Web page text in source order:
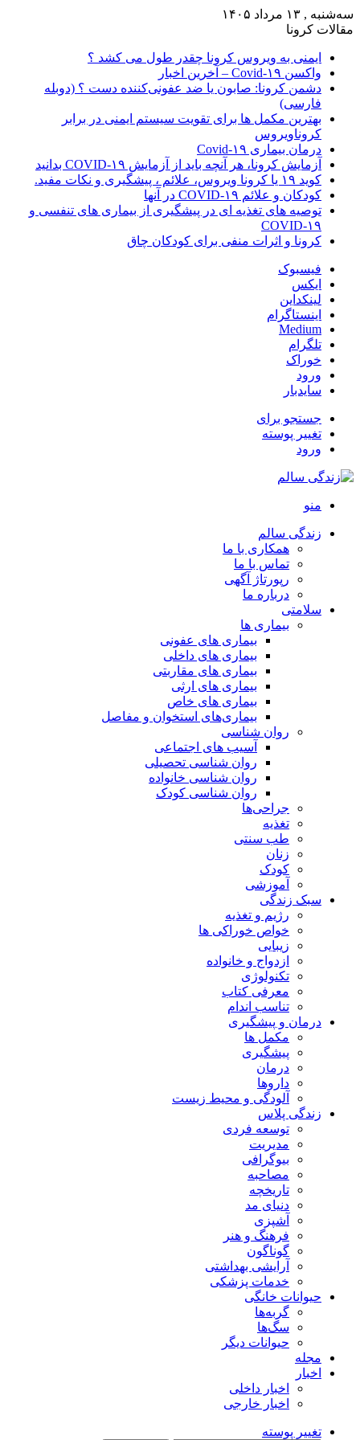
سه‌شنبه , ۱۳ مرداد ۱۴۰۵
مقالات کرونا
ایمنی به ویروس کرونا چقدر طول می کشد ؟
واکسن Covid-۱۹ – آخرین اخبار
دشمن کرونا: صابون یا ضد عفونی‌کننده دست ؟ (دوبله
فارسی)
بهترین مکمل ها برای تقویت سیستم ایمنی در برابر
کروناویروس
درمان بیماری Covid-۱۹
آزمایش کرونا، هر آنچه باید از آزمایش COVID-۱۹ بدانید
کوید ۱۹ یا کرونا ویروس، علائم ، پیشگیری و نکات مفید.
کودکان و علائم COVID-۱۹ در آنها
توصیه های تغذیه ای در پیشگیری از بیماری های تنفسی و
COVID-۱۹
کرونا و اثرات منفی برای کودکان چاق
فیسبوک
ایکس
لینکداین
اینستاگرام
Medium
تلگرام
خوراک
ورود
سایدبار
جستجو برای
تغییر پوسته
ورود
منو
زندگی سالم
همکاری با ما
تماس با ما
رپورتاژ آگهی
درباره ما
سلامتی
بیماری ها
بیماری های عفونی
بیماری های داخلی
بیماری های مقاربتی
بیماری های ارثی
بیماری های خاص
بیماری‌های استخوان و مفاصل
روان شناسی
آسیب های اجتماعی
روان شناسی تحصیلی
روان شناسی خانواده
روان شناسی کودک
جراحی‌ها
تغذیه
طب سنتی
زنان
کودک
آموزشی
سبک زندگی
رژیم و تغذیه
خواص خوراکی ها
زیبایی
ازدواج و خانواده
تکنولوژی
معرفی کتاب
تناسب اندام
درمان و پیشگیری
مکمل ها
پیشگیری
درمان
داروها
آلودگی و محیط زیست
زندگی پلاس
توسعه فردی
مدیریت
بیوگرافی
مصاحبه
تاریخچه
دنیای مد
آشپزی
فرهنگ و هنر
گوناگون
آرایشی بهداشتی
خدمات پزشکی
حیوانات خانگی
گربه‌ها
سگ‌ها
حیوانات دیگر
مجله
اخبار
اخبار داخلی
اخبار خارجی
تغییر پوسته